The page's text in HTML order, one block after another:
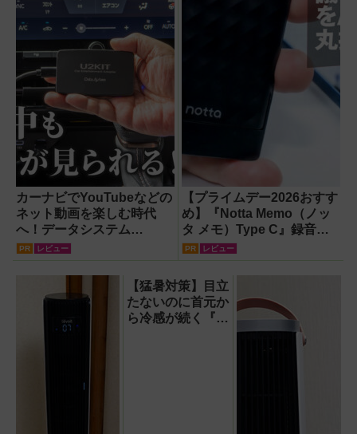
カーナビでYouTubeなどの
ネット動画を楽しむ時代
へ！データシステム
『U2KIT』がドライブを変
PR レビュー
【プライムデー2026おすす
め】『Notta Memo（ノッ
タ メモ）Type C』録音か
らAI自動文字起こし・翻
スレコーダー！【議事録作
成】
PR レビュー
【猛暑対策】目立
たないのに首元か
ら冷感が続く『レ